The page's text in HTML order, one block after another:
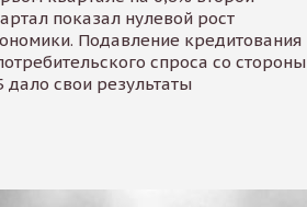
показал нулевой рост
Подавление кредитования
спроса со стороны
дало свои результаты